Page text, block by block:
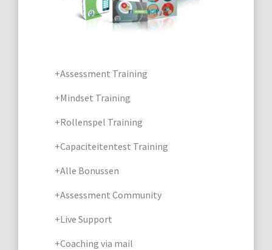
+Assessment Training
+Mindset Training
+Rollenspel Training
+Capaciteitentest Training
+Alle Bonussen
+Assessment Community
+Live Support
+Coaching via mail